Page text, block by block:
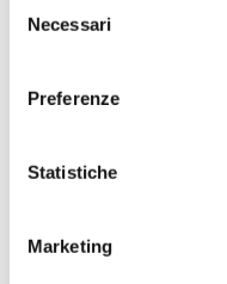
delNecessari
Preferenze
Statistiche
Marketing
Vuoi caricare il tuo
4 Riepilogo